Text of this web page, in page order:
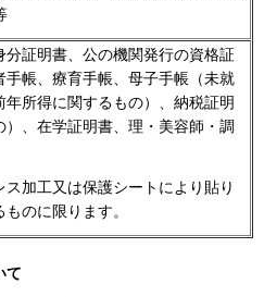
証明書、公の機関発行の資格証
帳、療育手帳、母子手帳（未就
所得に関するもの）、納税証明
、在学証明書、理・美容師・調
加工又は保護シートにより貼り
のに限ります。
て